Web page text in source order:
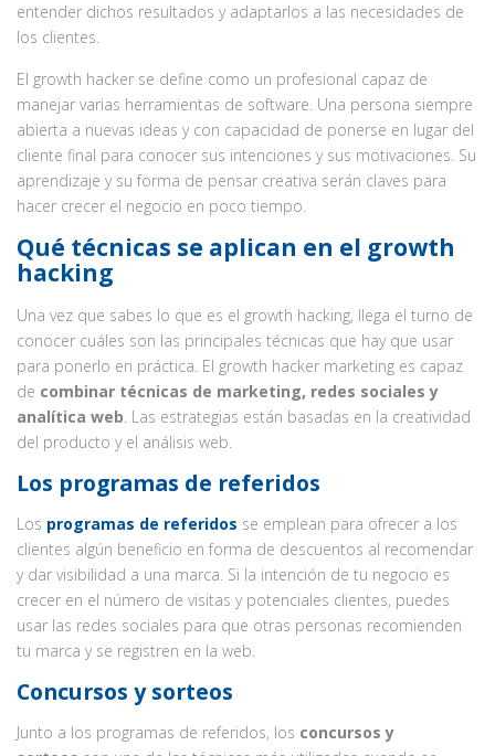
entender dichos resultados y adaptarlos a las necesidades de
los clientes.
El growth hacker se define como un profesional capaz de
manejar varias herramientas de software. Una persona siempre
abierta a nuevas ideas y con capacidad de ponerse en lugar del
cliente final para conocer sus intenciones y sus motivaciones. Su
aprendizaje y su forma de pensar creativa serán claves para
hacer crecer el negocio en poco tiempo.
Qué técnicas se aplican en el growth
hacking
Una vez que sabes lo que es el growth hacking, llega el turno de
conocer cuáles son las principales técnicas que hay que usar
para ponerlo en práctica. El growth hacker marketing es capaz
de combinar técnicas de marketing, redes sociales y
analítica web. Las estrategias están basadas en la creatividad
del producto y el análisis web.
Los programas de referidos
Los programas de referidos se emplean para ofrecer a los
clientes algún beneficio en forma de descuentos al recomendar
y dar visibilidad a una marca. Si la intención de tu negocio es
crecer en el número de visitas y potenciales clientes, puedes
usar las redes sociales para que otras personas recomienden
tu marca y se registren en la web.
Concursos y sorteos
Junto a los programas de referidos, los concursos y